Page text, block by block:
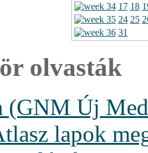
17 18
24 25
31
olvasták
Új
lapok